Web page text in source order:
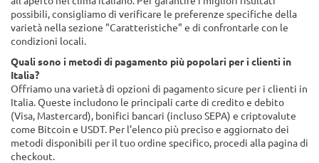
possibili, consigliamo di verificare le preferenze specifiche della
varietà nella sezione "Caratteristiche" e di confrontarle con le
condizioni locali.
Quali sono i metodi di pagamento più popolari per i clienti in
Italia?
Offriamo una varietà di opzioni di pagamento sicure per i clienti in
Italia. Queste includono le principali carte di credito e debito
(Visa, Mastercard), bonifici bancari (incluso SEPA) e criptovalute
come Bitcoin e USDT. Per l'elenco più preciso e aggiornato dei
metodi disponibili per il tuo ordine specifico, procedi alla pagina di
checkout.